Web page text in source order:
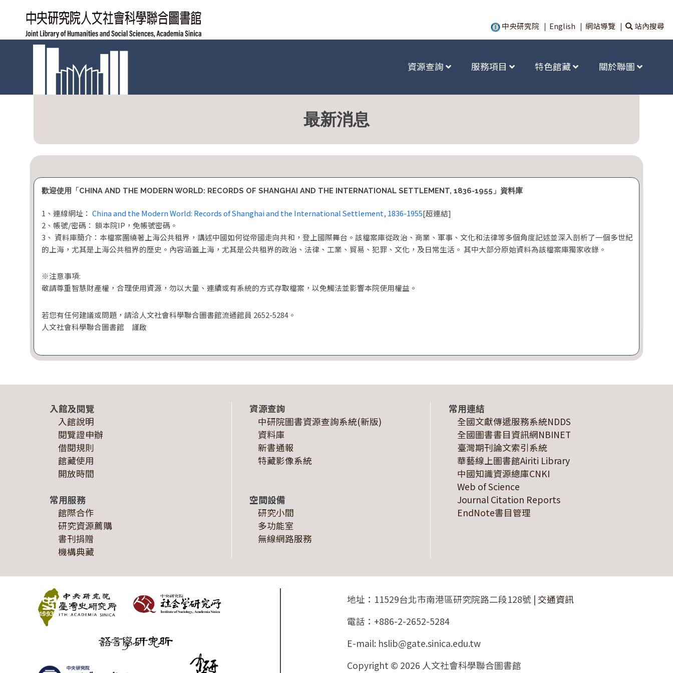
主
中央研究院 | English | 網站導覽 | 站內搜尋
資源查詢 服務項目 特色館藏 關於聯圖
最新消息
歡迎使用「CHINA AND THE MODERN WORLD: RECORDS OF SHANGHAI AND THE INTERNATIONAL SETTLEMENT, 1836-1955」資料庫
1、連線網址： China and the Modern World: Records of Shanghai and the International Settlement, 1836-1955[超連結]
2、帳號/密碼： 鎖本院IP，免帳號密碼。
3、 資料庫簡介：本檔案圍繞著上海公共租界，講述中國如何從帝國走向共和，登上國際舞台。該檔案庫從政治、商業、軍事、文化和法律等多個角度記述並深入剖析了一個多世紀
的上海，尤其是上海公共租界的歷史。內容涵蓋上海，尤其是公共租界的政治、法律、工業、貿易、犯罪、文化，及日常生活。 其中大部分原始資料為該檔案庫獨家收錄。
※注意事項:
敬請尊重智慧財產權，合理使用資源，勿以大量、連續或有系統的方式存取檔案，以免觸法並影響本院使用權益。
若您有任何建議或問題，請洽人文社會科學聯合圖書館流通館員 2652-5284。
人文社會科學聯合圖書館 謹啟
入館及閱覽
入館說明
閱覽證申辦
借閱規則
館藏使用
開放時間
常用服務
館際合作
研究資源薦購
書刊捐贈
機構典藏
資源查詢
中研院圖書資源查詢系統(新版)
資料庫
新書通報
特藏影像系統
空間設備
研究小間
多功能室
無線網路服務
常用連結
全國文獻傳遞服務系統NDDS
全國圖書書目資訊網NBINET
臺灣期刊論文索引系統
華藝線上圖書館Airiti Library
中國知識資源總庫CNKI
Web of Science
Journal Citation Reports
EndNote書目管理
地址：11529台北市南港區研究院路二段128號 | 交通資訊
電話：+886-2-2652-5284
E-mail: hslib@gate.sinica.edu.tw
Copyright © 2026 人文社會科學聯合圖書館